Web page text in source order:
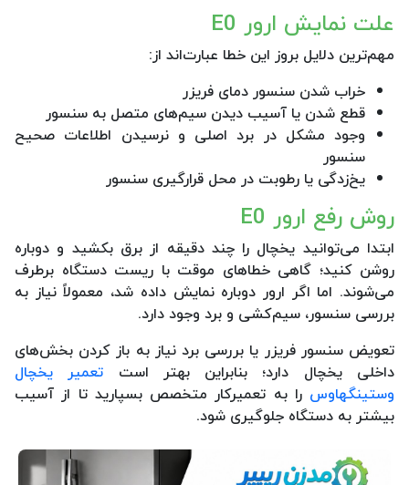
علت نمایش ارور E0
مهم‌ترین دلایل بروز این خطا عبارت‌اند از:
خراب شدن سنسور دمای فریزر
قطع شدن یا آسیب دیدن سیم‌های متصل به سنسور
وجود مشکل در برد اصلی و نرسیدن اطلاعات صحیح
سنسور
یخ‌زدگی یا رطوبت در محل قرارگیری سنسور
روش رفع ارور E0
ابتدا می‌توانید یخچال را چند دقیقه از برق بکشید و دوباره
روشن کنید؛ گاهی خطاهای موقت با ریست دستگاه برطرف
می‌شوند. اما اگر ارور دوباره نمایش داده شد، معمولاً نیاز به
بررسی سنسور، سیم‌کشی و برد وجود دارد.
تعویض سنسور فریزر یا بررسی برد نیاز به باز کردن بخش‌های
داخلی یخچال دارد؛ بنابراین بهتر است تعمیر یخچال
وستینگهاوس را به تعمیرکار متخصص بسپارید تا از آسیب
بیشتر به دستگاه جلوگیری شود.